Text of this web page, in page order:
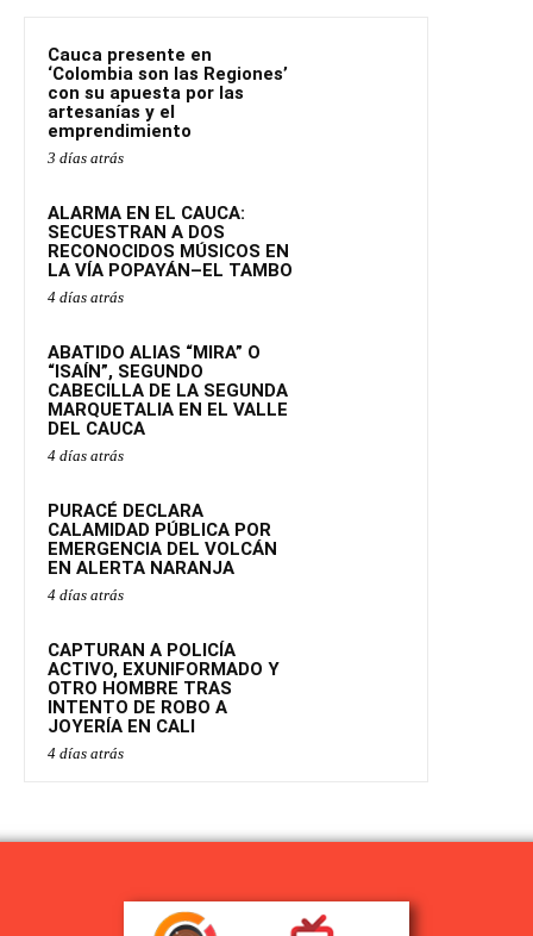
Cauca presente en
‘Colombia son las Regiones’
con su apuesta por las
artesanías y el
emprendimiento
3 días atrás
ALARMA EN EL CAUCA:
SECUESTRAN A DOS
RECONOCIDOS MÚSICOS EN
LA VÍA POPAYÁN–EL TAMBO
4 días atrás
ABATIDO ALIAS “MIRA” O
“ISAÍN”, SEGUNDO
CABECILLA DE LA SEGUNDA
MARQUETALIA EN EL VALLE
DEL CAUCA
4 días atrás
PURACÉ DECLARA
CALAMIDAD PÚBLICA POR
EMERGENCIA DEL VOLCÁN
EN ALERTA NARANJA
4 días atrás
CAPTURAN A POLICÍA
ACTIVO, EXUNIFORMADO Y
OTRO HOMBRE TRAS
INTENTO DE ROBO A
JOYERÍA EN CALI
4 días atrás